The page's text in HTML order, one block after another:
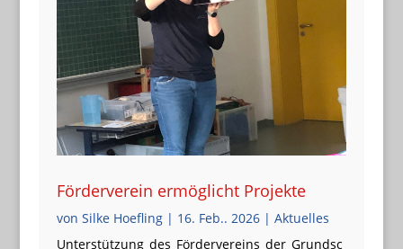
Förderverein ermöglicht Projekte
von Silke Hoefling| 16. Feb.. 2026| Aktuelles
Unterstützung_des_Fördervereins_der_Grundsc